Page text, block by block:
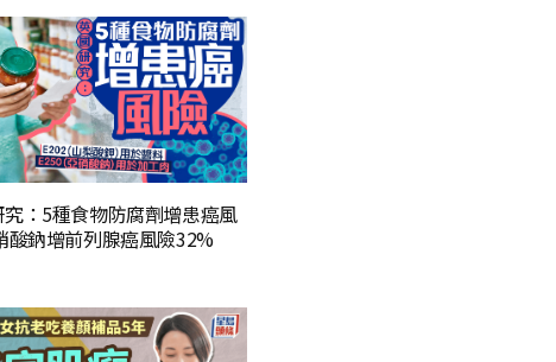
：5種食物防腐劑增患癌風
酸鈉增前列腺癌風險32%